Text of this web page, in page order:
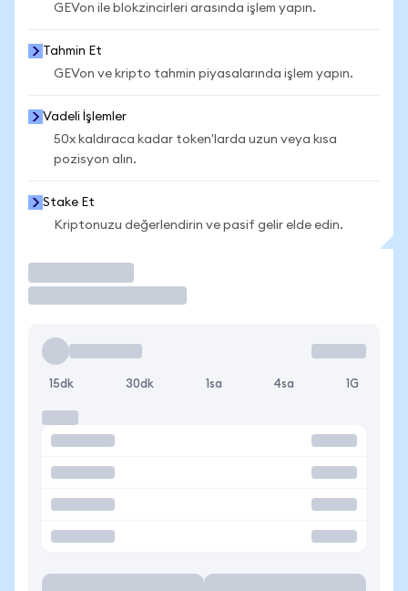
GEVon ile blokzincirleri arasında işlem yapın.
Tahmin Et
GEVon ve kripto tahmin piyasalarında işlem yapın.
Vadeli İşlemler
50x kaldıraca kadar token'larda uzun veya kısa
pozisyon alın.
Stake Et
Kriptonuzu değerlendirin ve pasif gelir elde edin.
15dk 30dk 1sa 4sa 1G